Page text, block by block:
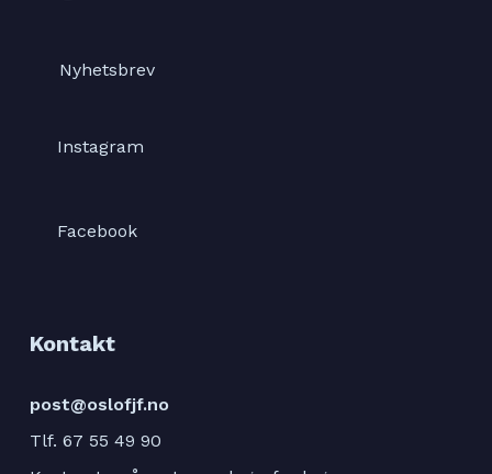
Nyhetsbrev
Instagram
Facebook
Kontakt
post@oslofjf.no
Tlf. 67 55 49 90